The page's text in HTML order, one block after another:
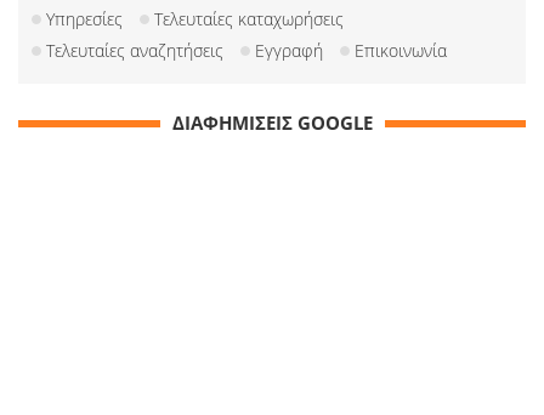
Υπηρεσίες
Τελευταίες καταχωρήσεις
Τελευταίες αναζητήσεις
Εγγραφή Επικοινωνία
ΔΙΑΦΗΜΙΣΕΙΣ GOOGLE